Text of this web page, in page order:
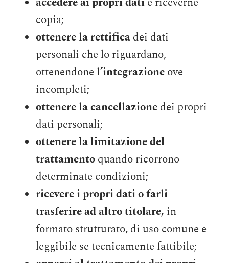
copia;
ottenere la rettificadei dati
personali che lo riguardano,
ottenendonel’integrazioneove
incompleti;
ottenere la cancellazionedei propri
dati personali;
ottenere la limitazione del
trattamentoquando ricorrono
determinate condizioni;
ricevere i propri dati o farli
trasferire ad altro titolare, in
formato strutturato, di uso comune e
leggibile se tecnicamente fattibile;